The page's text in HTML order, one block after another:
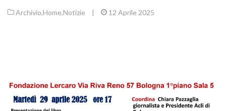
Archivio,Home,Notizie | 12 Aprile 2025